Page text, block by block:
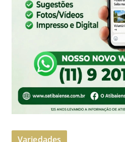
Variedades